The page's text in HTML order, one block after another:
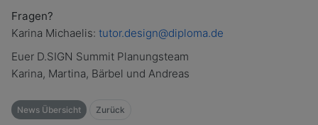
Fragen?
Karina Michaelis: tutor.design@diploma.de
Euer D.SIGN Summit Planungsteam
Karina, Martina, Bärbel und Andreas
News Übersicht Zurück